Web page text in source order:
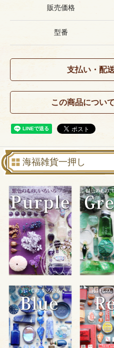
販売価格
型番
支払い・配
この商品につい
海福雑貨一押し